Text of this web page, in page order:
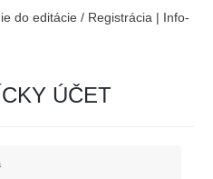
do editácie / Registrácia | Info-
ÚČET